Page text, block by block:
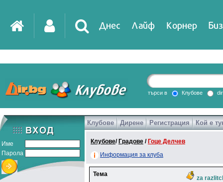
Днес Лайф Корнер
DirTV Impressio
Games
търси в Клубове
Име
Парола
Клубове Дирене Регистрация Кой е
Клубове/ Градове / Гоце Делчев
Информация за клуба
Тема
za